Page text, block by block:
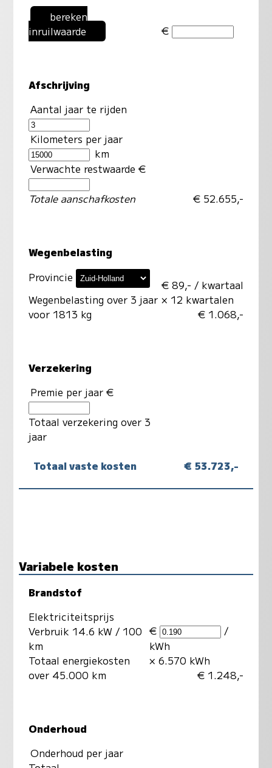
bereken
inruilwaarde
€
Afschrijving
Aantal jaar te rijden
Kilometers per jaar
km
Verwachte restwaarde €
Totale aanschafkosten € 52.655,-
Wegenbelasting
Provincie
Wegenbelasting over 3 jaar
voor 1813 kg
€ 89,- / kwartaal
× 12 kwartalen
€ 1.068,-
Verzekering
Premie per jaar €
Totaal verzekering over 3
jaar
Totaal vaste kosten € 53.723,-
Variabele kosten
Brandstof
Elektriciteitsprijs
Verbruik 14.6 kW / 100
km
Totaal energiekosten
over 45.000 km
€
/
kWh
× 6.570 kWh
€ 1.248,-
Onderhoud
Onderhoud per jaar